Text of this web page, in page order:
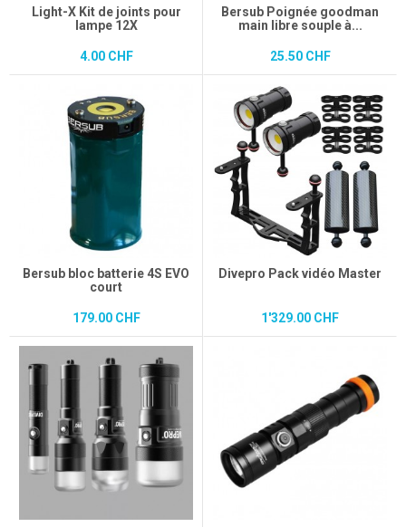
Light-X Kit de joints pour
lampe 12X
4.00 CHF
Bersub Poignée goodman
main libre souple à...
25.50 CHF
Bersub bloc batterie 4S EVO
court
179.00 CHF
Divepro Pack vidéo Master
1'329.00 CHF